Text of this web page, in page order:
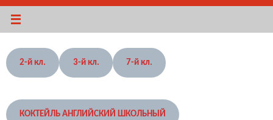
2-й кл. 3-й кл. 7-й кл.
КОКТЕЙЛЬ АНГЛИЙСКИЙ ШКОЛЬНЫЙ